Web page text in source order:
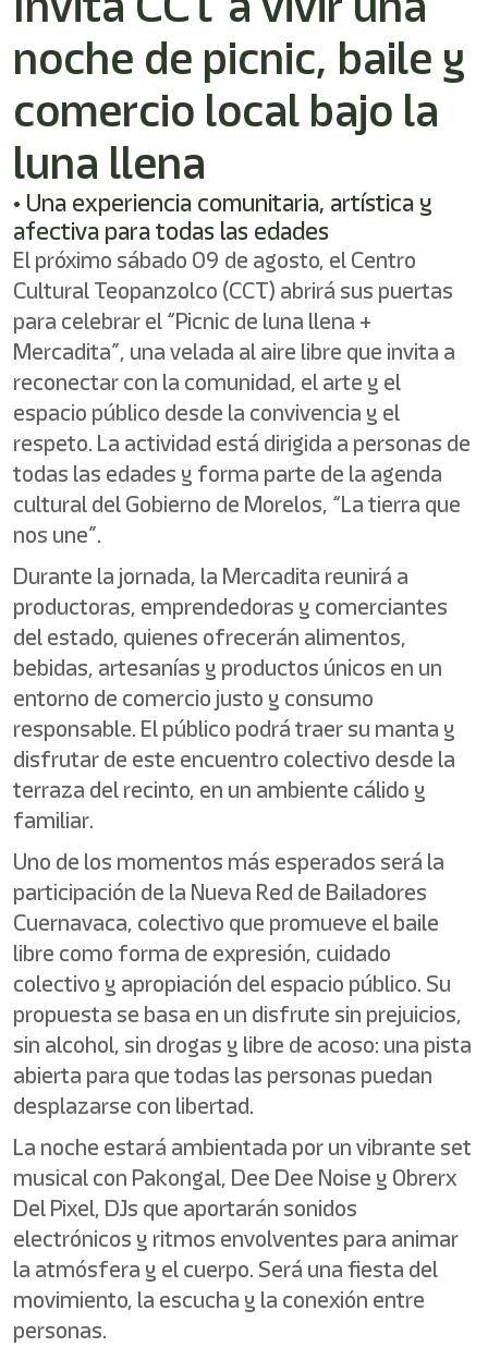
Este
directo
lector
pantalla
para
ayudarle
navegar
con
noche de picnic, baile y
comercio local bajo la
luna llena
• Una experiencia comunitaria, artística y
afectiva para todas las edades
El próximo sábado 09 de agosto, el Centro
Cultural Teopanzolco (CCT) abrirá sus puertas
para celebrar el “Picnic de luna llena +
Mercadita”, una velada al aire libre que invita a
reconectar con la comunidad, el arte y el
espacio público desde la convivencia y el
respeto. La actividad está dirigida a personas de
todas las edades y forma parte de la agenda
cultural del Gobierno de Morelos, “La tierra que
nos une”.
Durante la jornada, la Mercadita reunirá a
productoras, emprendedoras y comerciantes
del estado, quienes ofrecerán alimentos,
bebidas, artesanías y productos únicos en un
entorno de comercio justo y consumo
responsable. El público podrá traer su manta y
disfrutar de este encuentro colectivo desde la
terraza del recinto, en un ambiente cálido y
familiar.
Uno de los momentos más esperados será la
participación de la Nueva Red de Bailadores
Cuernavaca, colectivo que promueve el baile
libre como forma de expresión, cuidado
colectivo y apropiación del espacio público. Su
propuesta se basa en un disfrute sin prejuicios,
sin alcohol, sin drogas y libre de acoso: una pista
abierta para que todas las personas puedan
desplazarse con libertad.
La noche estará ambientada por un vibrante set
musical con Pakongal, Dee Dee Noise y Obrerx
Del Pixel, DJs que aportarán sonidos
electrónicos y ritmos envolventes para animar
la atmósfera y el cuerpo. Será una fiesta del
movimiento, la escucha y la conexión entre
personas.